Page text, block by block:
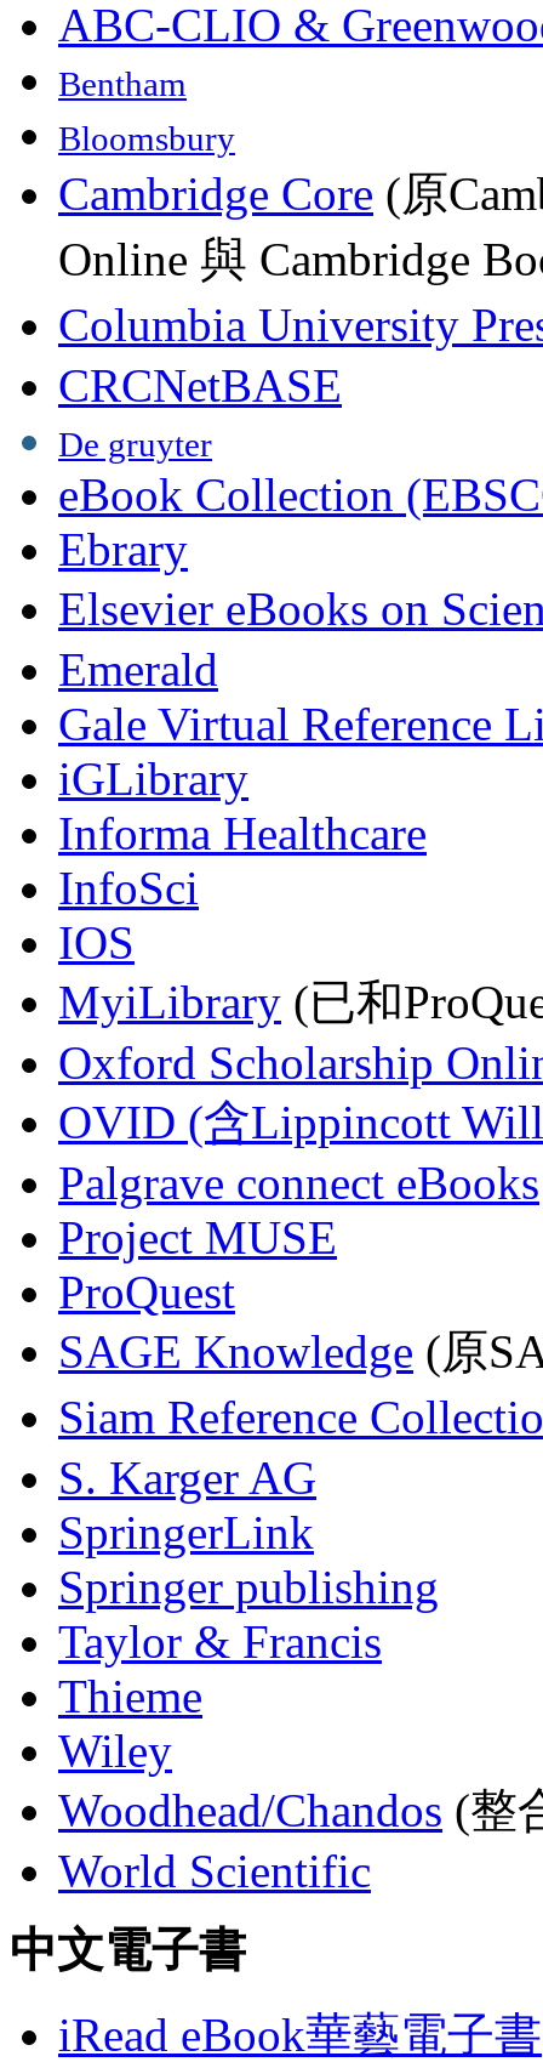
ABC-CLIO &
Bentham
Bloomsbury
Cambridge Core (原
Online 與 Cambridge
Columbia University
CRCNetBASE
De gruyter
eBook Collection
Ebrary
Elsevier eBooks on
Emerald
Gale Virtual Reference
iGLibrary
Informa Healthcare
InfoSci
IOS
MyiLibrary (已和
Oxford Scholarship
OVID (含Lippincott
Palgrave connect eBooks
Project MUSE
ProQuest
SAGE Knowledge (原
Siam Reference
S. Karger AG
SpringerLink
Springer publishing
Taylor & Francis
Thieme
Wiley
Woodhead/Chandos (整
World Scientific
中文電子書
iRead eBook華藝電子書